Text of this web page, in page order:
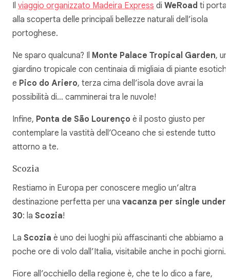
Il viaggio organizzato Madeira Express di WeRoad ti porta
alla scoperta delle principali bellezze naturali dell’isola
portoghese.
Ne sparo qualcuna? Il Monte Palace Tropical Garden, un
giardino tropicale con centinaia di migliaia di piante
e Pico do Ariero, terza cima dell’isola dove avrai la
possibilità di… camminerai tra le nuvole!
Infine, Ponta de São Lourenço è il posto giusto per
contemplare la vastità dell’Oceano che si estende tutto
attorno a te.
Scozia
Restiamo in Europa per conoscere meglio un’altra
destinazione perfetta per una vacanza per single under
30: la Scozia!
La Scozia è uno dei luoghi più affascinanti che abbiamo a
poche ore di volo dall’Italia, visitabile anche in pochi giorni.
Fiore all’occhiello della regione è, che te lo dico a fare,